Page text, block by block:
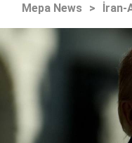
Mepa News > İran-